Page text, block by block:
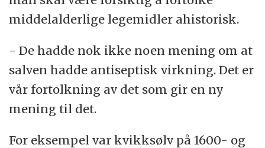
middelalderlige legemidler ahistorisk.
- De hadde nok ikke noen mening om at
salven hadde antiseptisk virkning. Det er
vår fortolkning av det som gir en ny
mening til det.
For eksempel var kvikksølv på 1600- og